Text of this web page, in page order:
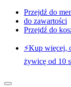
Przejdź do
do zawartości
Przejdź do
⚡️Kup więcej,
żywicę od 10